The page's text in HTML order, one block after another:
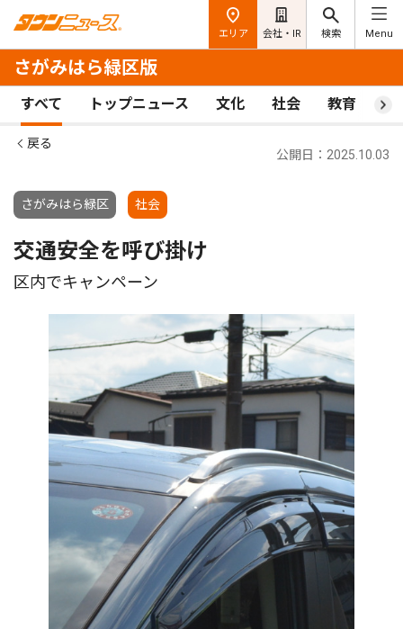
エリア 会社・IR 検索 Menu
さがみはら緑区版
すべて トップニュース 文化 社会 教育 ス
戻る
さがみはら緑区 社会
公開日：2025.10.03
交通安全を呼び掛け
区内でキャンペーン